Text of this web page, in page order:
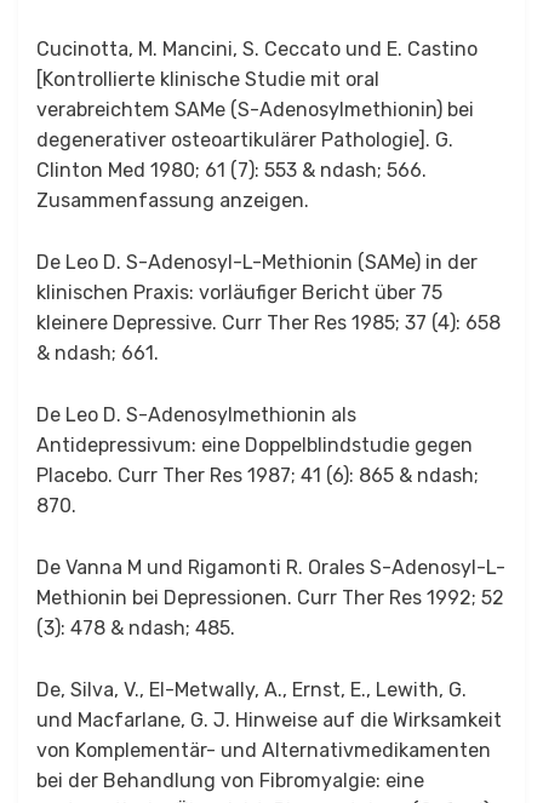
Cucinotta, M. Mancini, S. Ceccato und E. Castino
[Kontrollierte klinische Studie mit oral
verabreichtem SAMe (S-Adenosylmethionin) bei
degenerativer osteoartikulärer Pathologie]. G.
Clinton Med 1980; 61 (7): 553 & ndash; 566.
Zusammenfassung anzeigen.
De Leo D. S-Adenosyl-L-Methionin (SAMe) in der
klinischen Praxis: vorläufiger Bericht über 75
kleinere Depressive. Curr Ther Res 1985; 37 (4): 658
& ndash; 661.
De Leo D. S-Adenosylmethionin als
Antidepressivum: eine Doppelblindstudie gegen
Placebo. Curr Ther Res 1987; 41 (6): 865 & ndash;
870.
De Vanna M und Rigamonti R. Orales S-Adenosyl-L-
Methionin bei Depressionen. Curr Ther Res 1992; 52
(3): 478 & ndash; 485.
De, Silva, V., El-Metwally, A., Ernst, E., Lewith, G.
und Macfarlane, G. J. Hinweise auf die Wirksamkeit
von Komplementär- und Alternativmedikamenten
bei der Behandlung von Fibromyalgie: eine